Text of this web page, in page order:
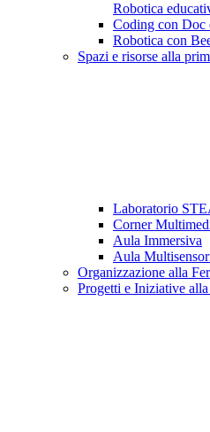
Robotica
Coding con Doc
Robotica con
Spazi e risorse alla
Laboratorio
Corner
Aula Immersiva
Aula
Organizzazione alla
Progetti e Iniziative